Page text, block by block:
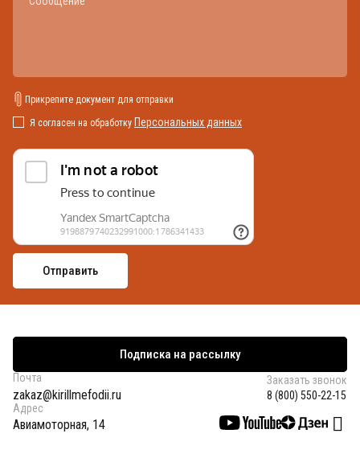
Прикрепите документ для отправки
Я согласен на обработку Персональных данных
Подписка на рассылку
Почта
zakaz@kirillmefodii.ru
Заказать звонок
8 (800) 550-22-15
Адрес
Авиамоторная, 14